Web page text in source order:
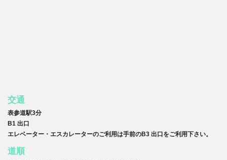
交通
表参道駅3分
B1 出口
エレベーター・エスカレーターのご利用は手前のB3 出口をご利用下さい。
道順